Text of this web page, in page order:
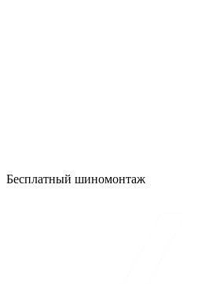
Бесплатный шиномонтаж